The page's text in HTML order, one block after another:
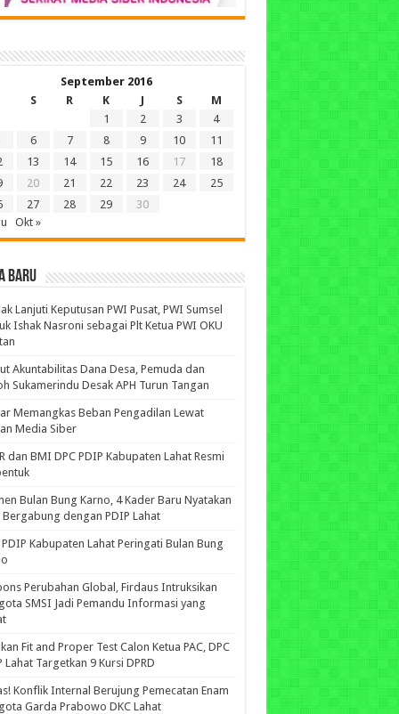
September 2016
S R K J S
M
1
2 3
4
6 7 8 9 10
11
13 14 15 16 17
18
20 21 22 23 24
25
27 28 29
30
Okt »
BARU
Lanjuti Keputusan PWI Pusat, PWI Sumsel
Ishak Nasroni sebagai Plt Ketua PWI OKU
Akuntabilitas Dana Desa, Pemuda dan
Sukamerindu Desak APH Turun Tangan
Memangkas Beban Pengadilan Lewat
Media Siber
dan BMI DPC PDIP Kabupaten Lahat Resmi
Bulan Bung Karno, 4 Kader Baru Nyatakan
Bergabung dengan PDIP Lahat
PDIP Kabupaten Lahat Peringati Bulan Bung
Perubahan Global, Firdaus Intruksikan
SMSI Jadi Pemandu Informasi yang
Fit and Proper Test Calon Ketua PAC, DPC
Lahat Targetkan 9 Kursi DPRD
Konflik Internal Berujung Pemecatan Enam
Garda Prabowo DKC Lahat